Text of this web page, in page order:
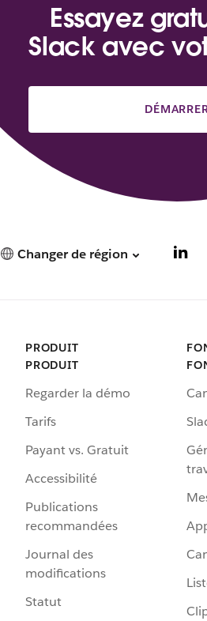
Essayez
Slack avec
Changer de région
PRODUIT
PRODUIT
Regarder la démo
Tarifs
Payant vs. Gratuit
Accessibilité
Publications
recommandées
Journal des
modifications
Statut